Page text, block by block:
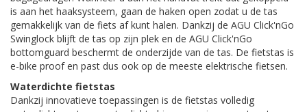
is aan het haaksysteem, gaan de haken open zodat u de tas
gemakkelijk van de fiets af kunt halen. Dankzij de AGU Click'nGo
Swinglock blijft de tas op zijn plek en de AGU Click'nGo
bottomguard beschermt de onderzijde van de tas. De fietstas is
e-bike proof en past dus ook op de meeste elektrische fietsen.
Waterdichte fietstas
Dankzij innovatieve toepassingen is de fietstas volledig